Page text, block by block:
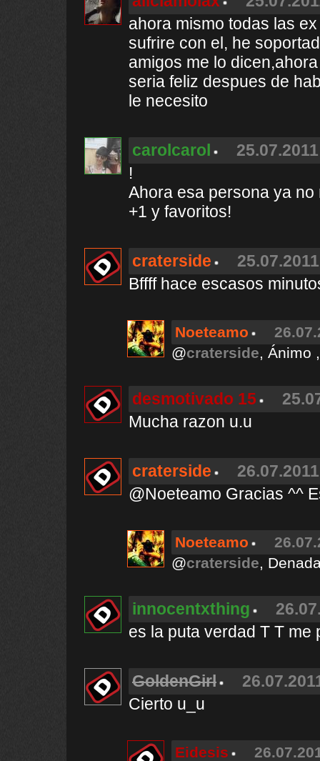
ahora mismo todas las
sufrire con el, he
amigos me lo
seria feliz despues de
le necesito
carolcarol
!
Ahora esa persona ya
+1 y favoritos!
craterside
Bffff hace escasos
Noeteamo
@craterside, Ánimo
desmotivado 15
Mucha razon u.u
craterside
@Noeteamo Gracias ^^
Noeteamo
@craterside,
innocentxthing
es la puta verdad T T me
GoldenGirl
Cierto u_u
Eidesis